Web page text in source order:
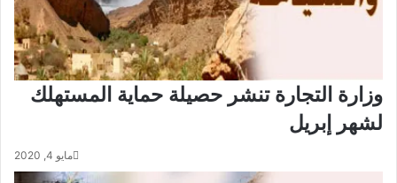
وزارة التجارة تنشر حصيلة حماية المستهلك
لشهر إبريل
مايو 4, 2020